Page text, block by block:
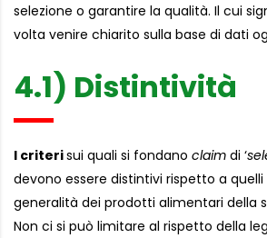
selezione o garantire la qualità. Il cui
volta venire chiarito sulla base di dati
4.1) Distintività
I criterisui quali si fondano claim di ‘
devono essere distintivi rispetto a
generalità dei prodotti alimentari della
Non ci si può limitare al rispetto della